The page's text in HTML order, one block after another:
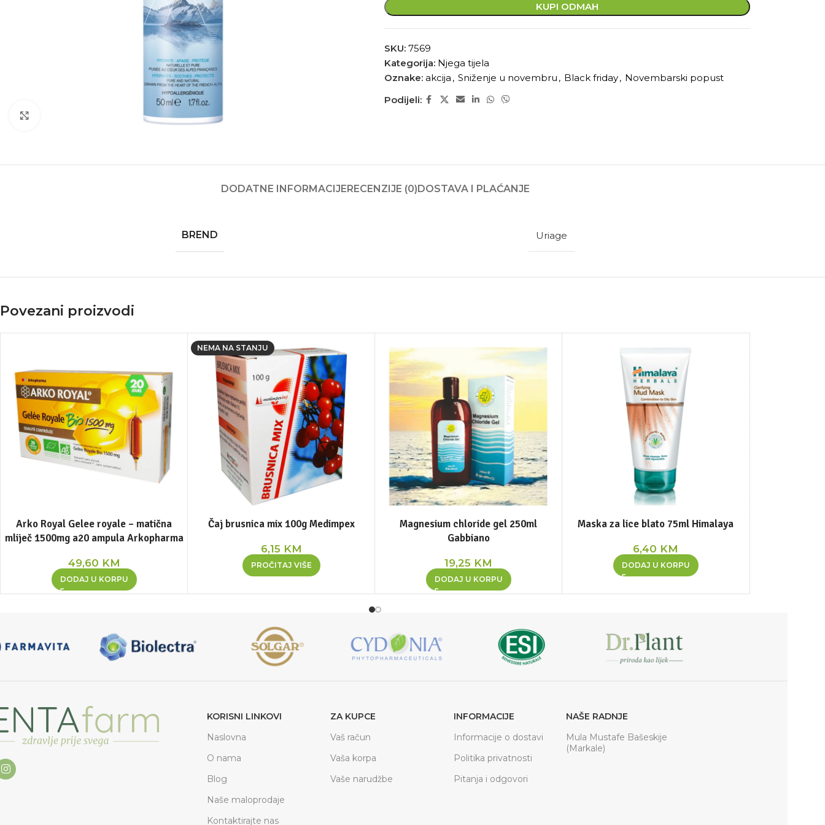
KUPI ODMAH
SKU: 7569
Kategorija: Njega tijela
Oznake: akcija , Sniženje u novembru , Black friday, Novembarski popust
Podijeli:
DODATNE INFORMACIJERECENZIJE (0)DOSTAVA I PLAĆANJE
BREND Uriage
Povezani proizvodi
Arko Royal Gelee royale – matična
mliječ 1500mg a20 ampula Arkopharma
49,60 KM
DODAJ U KORPU
NEMA NA STANJU
Čaj brusnica mix 100g Medimpex
6,15 KM
PROČITAJ VIŠE
Magnesium chloride gel 250ml
Gabbiano
19,25 KM
DODAJ U KORPU
Maska za lice blato 75ml Himalaya
6,40 KM
DODAJ U KORPU
KORISNI LINKOVI
Naslovna
O nama
Blog
Naše maloprodaje
Kontaktirajte nas
ZA KUPCE
Vaš račun
Vaša korpa
Vaše narudžbe
INFORMACIJE
Informacije o dostavi
Politika privatnosti
Pitanja i odgovori
NAŠE RADNJE
Mula Mustafe Bašeskije
(Markale)